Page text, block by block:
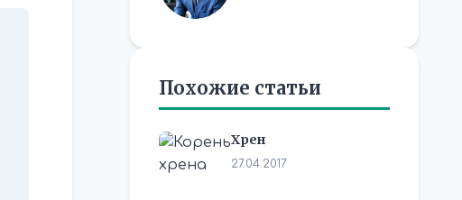
Похожие статьи
Хрен
27.04.2017